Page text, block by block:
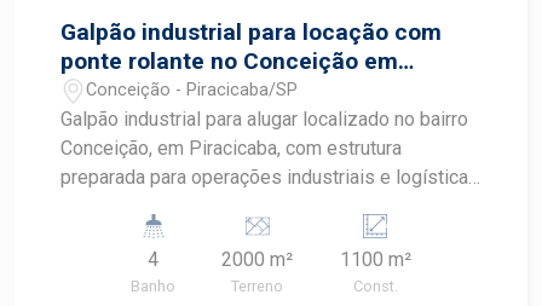
Galpão industrial para locação com
ponte rolante no Conceição em
Piracicaba
Conceição - Piracicaba/SP
Galpão industrial para alugar localizado no bairro
Conceição, em Piracicaba, com estrutura
preparada para operações industriais e logísticas
excelente capacidade operacional, pé-direito
elevado e equipamentos que proporcionam
eficiência, segurança e produtividade para
4
Banho
2000 m²
Terreno
1100 m²
Const.